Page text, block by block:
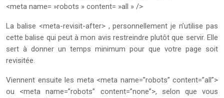
<meta name= »robots » content= »all » />
La balise <meta-revisit-after> , personnellement je n’utilise pas
cette balise qui peut à mon avis restreindre plutôt que servir. Elle
sert à donner un temps minimum pour que votre page soit
revisitée.
Viennent ensuite les meta <meta name=”robots” content=”all”>
ou <meta name=”robots” content=”none”>, selon que vous